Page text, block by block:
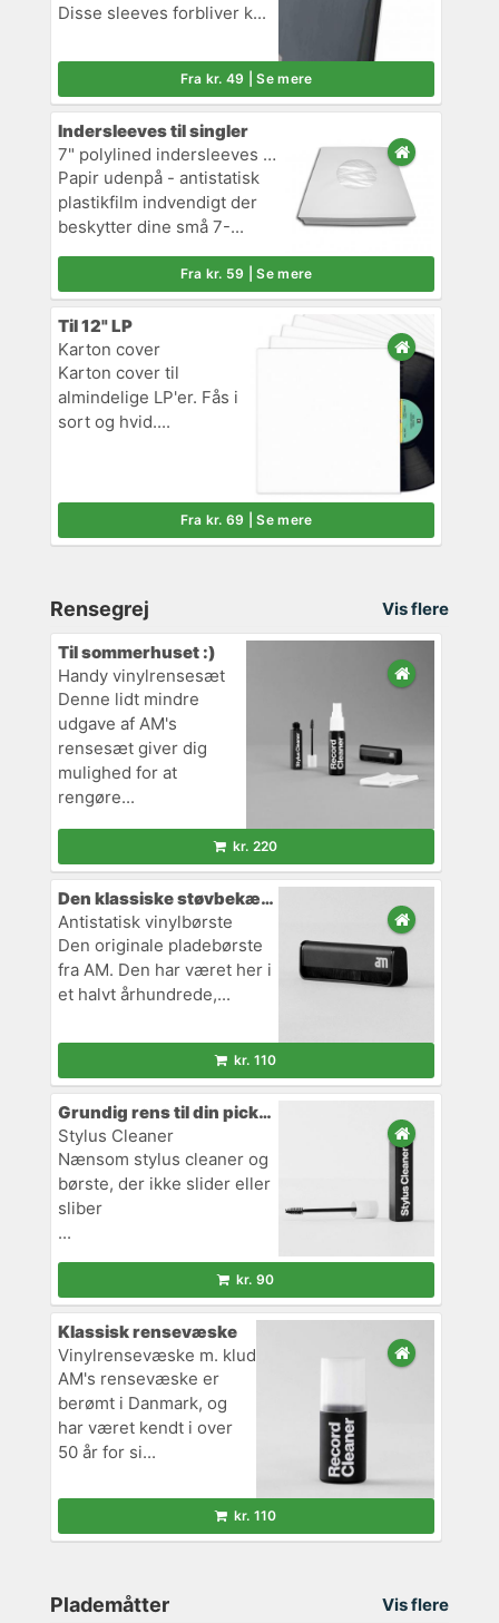
Disse sleeves forbliver k...
Fra kr. 49 | Se mere
Indersleeves til singler
7" polylined indersleeves (til singler)
Papir udenpå - antistatisk
plastikfilm indvendigt der
beskytter dine små 7-...
Fra kr. 59 | Se mere
Til 12" LP
Karton cover
Karton cover til
almindelige LP'er. Fås i
sort og hvid....
Fra kr. 69 | Se mere
Rensegrej Vis flere
Til sommerhuset :)
Handy vinylrensesæt
Denne lidt mindre
udgave af AM's
rensesæt giver dig
mulighed for at
rengøre...
kr. 220
Den klassiske støvbekæmper
Antistatisk vinylbørste
Den originale pladebørste
fra AM. Den har været her i
et halvt århundrede,...
kr. 110
Grundig rens til din pickup
Stylus Cleaner
Nænsom stylus cleaner og
børste, der ikke slider eller
sliber
...
kr. 90
Klassisk rensevæske
Vinylrensevæske m. klud
AM's rensevæske er
berømt i Danmark, og
har været kendt i over
50 år for si...
kr. 110
Plademåtter Vis flere